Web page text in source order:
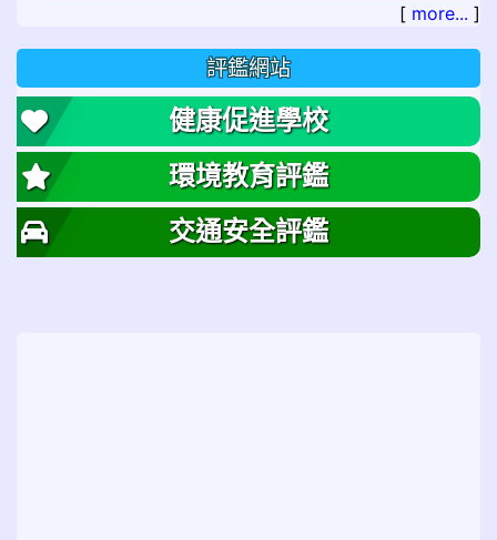
[ more... ]
評鑑網站
健康促進學校
環境教育評鑑
交通安全評鑑